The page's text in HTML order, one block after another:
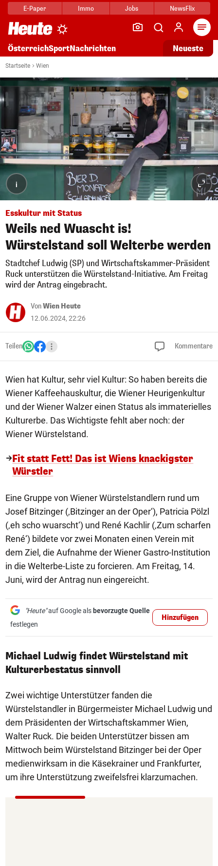
E-Paper Immo Jobs NewsFlix
ÖsterreichSportNachrichten Neueste
Startseite Wien
i
Esskultur mit Status
Weils ned Wuascht is!
Würstelstand soll Welterbe werden
Stadtchef Ludwig (SP) und Wirtschaftskammer-Präsident
Ruck unterstützen die Würstelstand-Initiative. Am Freitag
wird der Antrag eingebracht.
VonWien Heute
12.06.2024, 22:26
Teilen Kommentare
Wien hat Kultur, sehr viel Kultur: So haben bereits die
Wiener Kaffeehauskultur, die Wiener Heurigenkultur
und der Wiener Walzer einen Status als immaterielles
Kulturerbe. Das Wichtigste fehlt aber noch: der
Wiener Würstelstand.
Fit statt Fett! Das ist Wiens knackigster
Würstler
Eine Gruppe von Wiener Würstelstandlern rund um
Josef Bitzinger (‚Bitzinger an der Oper‘), Patricia Pölzl
(‚eh scho wuarscht‘) und René Kachlir (‚Zum scharfen
René‘) bildete vor zwei Monaten einen Verein mit
dem Ziel, die Aufnahme der Wiener Gastro-Institution
in die Welterbe-Liste zu forcieren. Am Freitag, 14.
Juni, wird der Antrag nun eingereicht.
"Heute"auf Google als bevorzugte Quelle
festlegen
Hinzufügen
Michael Ludwig findet Würstelstand mit
Kulturerbestatus sinnvoll
Zwei wichtige Unterstützer fanden die
Würstelstandler in Bürgermeister Michael Ludwig und
dem Präsidenten der Wirtschaftskammer Wien,
Walter Ruck. Die beiden Unterstützer bissen am
Mittwoch beim Würstelstand Bitzinger bei der Oper
medienwirksam in die Käsekrainer und Frankfurter,
um ihre Unterstützung zweifelsfrei klarzumachen.